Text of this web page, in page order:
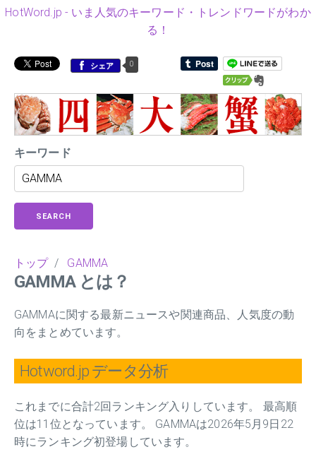
HotWord.jp - いま人気のキーワード・トレンドワードがわか
る！
シェア 0
キーワード
SEARCH
トップ/ GAMMA
GAMMA とは？
GAMMAに関する最新ニュースや関連商品、人気度の動
向をまとめています。
Hotword.jp データ分析
これまでに合計2回ランキング入りしています。 最高順
位は11位となっています。 GAMMAは2026年5月9日22
時にランキング初登場しています。